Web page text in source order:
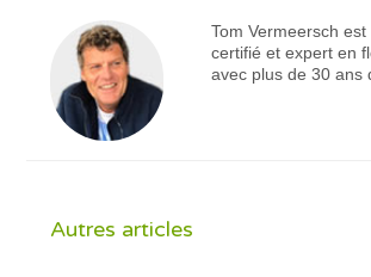
Tom Vermeersch
certifié et expert en
avec plus de 30 ans
Autres articles